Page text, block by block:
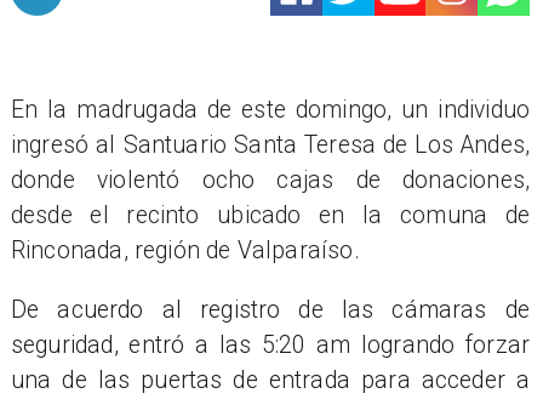
En la madrugada de este domingo, un individuo
ingresó al Santuario Santa Teresa de Los Andes,
donde violentó ocho cajas de donaciones,
desde el recinto ubicado en la comuna de
Rinconada, región de Valparaíso.
De acuerdo al registro de las cámaras de
seguridad, entró a las 5:20 am logrando forzar
una de las puertas de entrada para acceder a